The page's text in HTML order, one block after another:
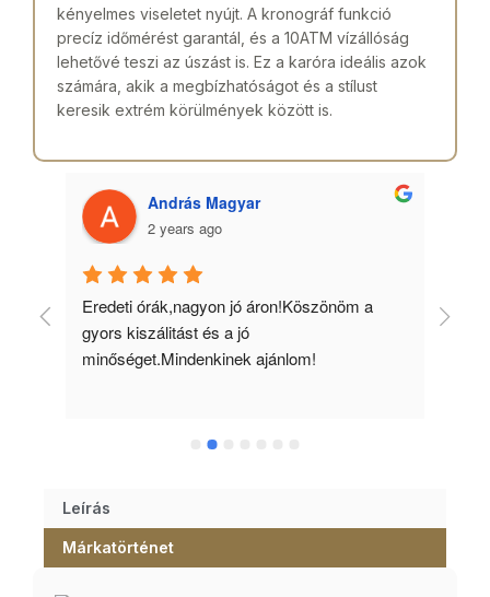
kényelmes viseletet nyújt. A kronográf funkció
precíz időmérést garantál, és a 10ATM vízállóság
lehetővé teszi az úszást is. Ez a karóra ideális azok
számára, akik a megbízhatóságot és a stílust
keresik extrém körülmények között is.
András Magyar
2 years ago
Eredeti órák,nagyon jó áron!Köszönöm a
gyors kiszálitást és a jó
minőséget.Mindenkinek ajánlom!
Leírás
Márkatörténet